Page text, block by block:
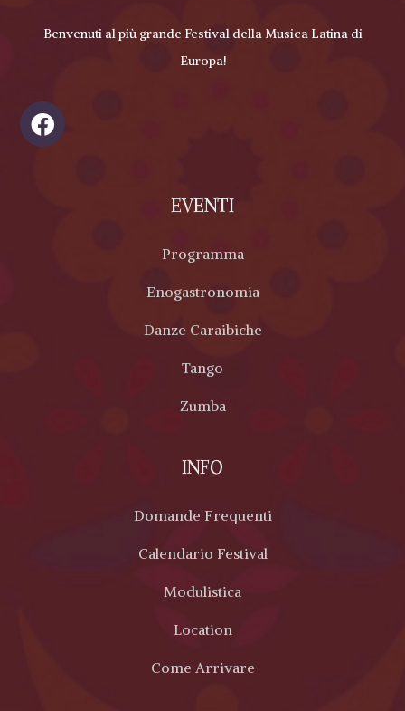
Benvenuti al più grande Festival della Musica Latina di
Europa!
EVENTI
Programma
Enogastronomia
Danze Caraibiche
Tango
Zumba
INFO
Domande Frequenti
Calendario Festival
Modulistica
Location
Come Arrivare